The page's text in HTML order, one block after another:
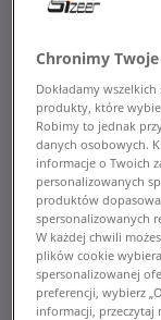
Chronimy
Dokładamy
produkty, które
Robimy to jednak
danych osobowych.
informacje o Twoich
personalizowanych
produktów
spersonalizowanych
W każdej chwili
plików cookie
spersonalizowanej
preferencji, wybierz
informacji, przeczytaj